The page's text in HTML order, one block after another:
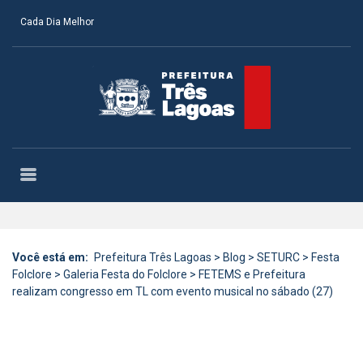
Cada Dia Melhor
Você está em: Prefeitura Três Lagoas > Blog > SETURC > Festa
Folclore > Galeria Festa do Folclore > FETEMS e Prefeitura
realizam congresso em TL com evento musical no sábado (27)